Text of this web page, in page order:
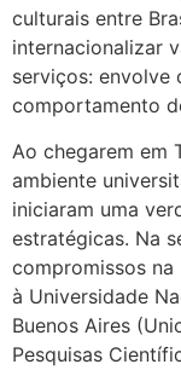
culturais entre
internacionalizar
serviços: envolve
comportamento
Ao chegarem em
ambiente
iniciaram uma
estratégicas. Na
compromissos na
à Universidade
Buenos Aires
Pesquisas